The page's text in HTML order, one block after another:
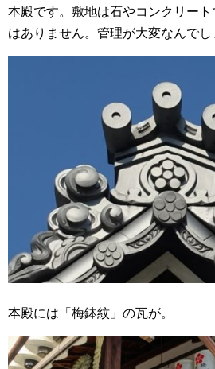
本殿です。敷地は石やコンクリート
はありません。管理が大変なんでし
本殿には「梅鉢紋」の瓦が。